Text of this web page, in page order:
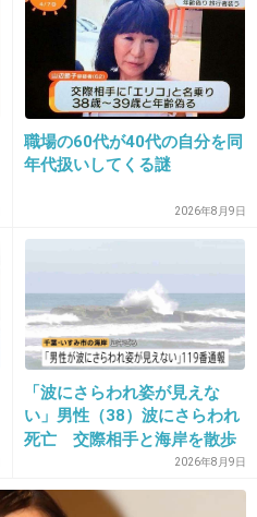
職場の60代が40代の自分を同
年代扱いしてくる謎
2026年8月9日
「波にさらわれ姿が見えな
い」男性（38）波にさらわれ
死亡 交際相手と海岸を散歩
中 当時は波浪注意報 千葉・
いすみ市
2026年8月9日